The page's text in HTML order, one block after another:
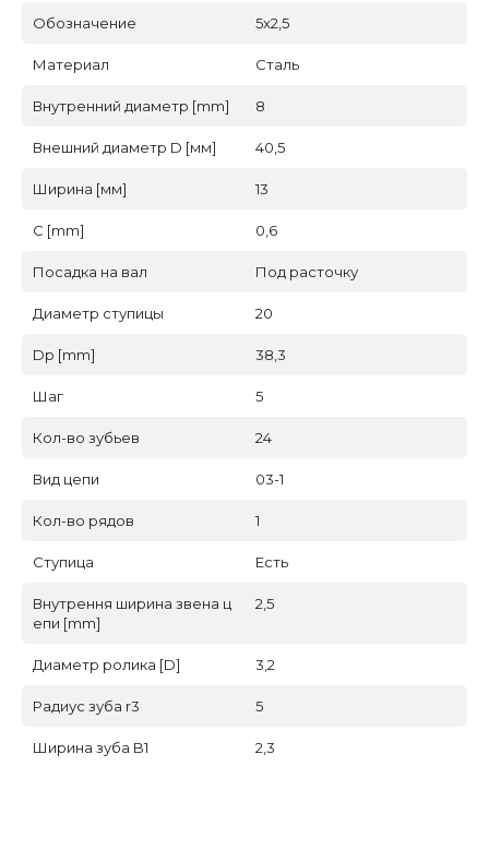
Обозначение 5x2,5
Материал Сталь
Внутренний диаметр [mm] 8
Внешний диаметр D [мм] 40,5
Ширина [мм] 13
C [mm] 0,6
Посадка на вал Под расточку
Диаметр ступицы 20
Dp [mm] 38,3
Шаг 5
Кол-во зубьев 24
Вид цепи 03-1
Кол-во рядов 1
Ступица Есть
Внутрення ширина звена ц
епи [mm]
2,5
Диаметр ролика [D] 3,2
Радиус зуба r3 5
Ширина зуба B1 2,3